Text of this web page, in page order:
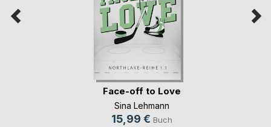
Face-off to Love
Sina Lehmann
15,99 € Buch